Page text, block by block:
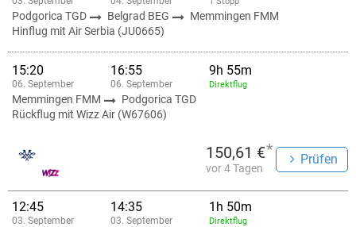
Podgorica TGD Belgrad BEG
Memmingen FMM
Hinflug mit Air Serbia (JU0665)
15:20
06. September
16:55
06. September
9h 55m
Direktflug
Memmingen FMM
Podgorica TGD
Rückflug mit Wizz Air (W67606)
150,61 €*
vor 4 Tagen
Prüfen
12:45
03. September
14:35
03. September
1h 50m
Direktflug